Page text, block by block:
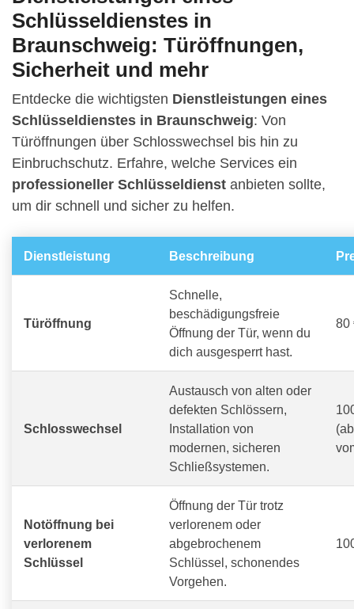
Schlüsseldienstes in
Braunschweig: Türöffnungen,
Sicherheit und mehr
Entdecke die wichtigsten Dienstleistungen eines
Schlüsseldienstes in Braunschweig: Von
Türöffnungen über Schlosswechsel bis hin zu
Einbruchschutz. Erfahre, welche Services ein
professioneller Schlüsseldienst anbieten sollte,
um dir schnell und sicher zu helfen.
Dienstleistung Beschreibung
Türöffnung
Schnelle,
beschädigungsfreie
Öffnung der Tür, wenn du
dich ausgesperrt hast.
80
Schlosswechsel
Austausch von alten oder
defekten Schlössern,
Installation von
modernen, sicheren
Schließsystemen.
Notöffnung bei
verlorenem
Schlüssel
Öffnung der Tür trotz
verlorenem oder
abgebrochenem
Schlüssel, schonendes
Vorgehen.